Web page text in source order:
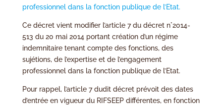
professionnel dans la fonction publique de l’Etat.
Ce décret vient modifier l’article 7 du décret n°2014-
513 du 20 mai 2014 portant création d’un régime
indemnitaire tenant compte des fonctions, des
sujétions, de l’expertise et de l’engagement
professionnel dans la fonction publique de l’Etat.
Pour rappel, l’article 7 dudit décret prévoit des dates
d’entrée en vigueur du RIFSEEP différentes, en fonction